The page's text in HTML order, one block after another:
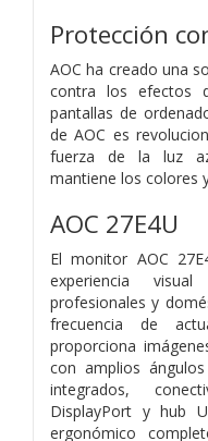
Protección
AOC ha creado una
contra los efectos
pantallas de
de AOC es
fuerza de la luz
mantiene los colores
AOC 27E4U
El monitor AOC
experiencia
profesionales y
frecuencia de
proporciona
con amplios
integrados,
DisplayPort y hub
ergonómico